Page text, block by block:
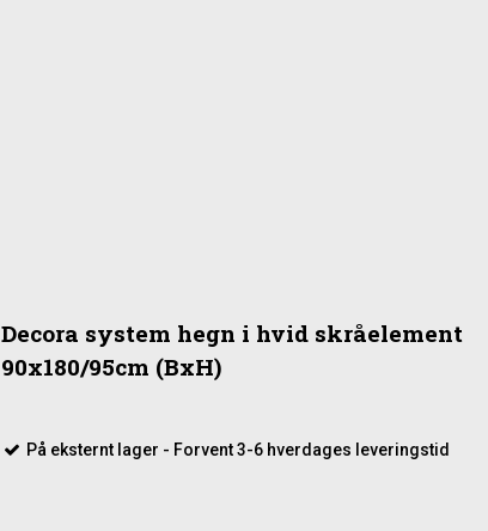
Decora system hegn i hvid skråelement
90x180/95cm (BxH)
På eksternt lager - Forvent 3-6 hverdages leveringstid